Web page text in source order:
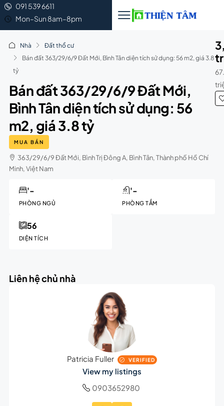
091 539 6611
Mon–Sun 8am–8pm
Nhà
Đất thổ cư
Bán đất 363/29/6/9 Đất Mới, Bình Tân diện tích sử dụng: 56 m2, giá 3.8
tỷ
Bán đất 363/29/6/9 Đất Mới,
Bình Tân diện tích sử dụng: 56
m2, giá 3.8 tỷ
MUA BÁN
363/29/6/9 Đất Mới, Bình Trị Đông A, Bình Tân, Thành phố Hồ Chí
Minh, Việt Nam
PHÒNG NGỦ
'-
PHÒNG TẮM
'-
DIỆN TÍCH
56
Liên hệ chủ nhà
Patricia Fuller VERIFIED
View my listings
0903652980